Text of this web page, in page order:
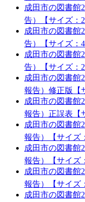
成田市の図書館
告）【サイズ：
成田市の図書館
告）【サイズ：
成田市の図書館
告）【サイズ：
成田市の図書館
報告）修正版【
成田市の図書館
報告）正誤表【
成田市の図書館
報告）【サイズ
成田市の図書館
報告）【サイズ
成田市の図書館
報告）【サイズ
成田市の図書館